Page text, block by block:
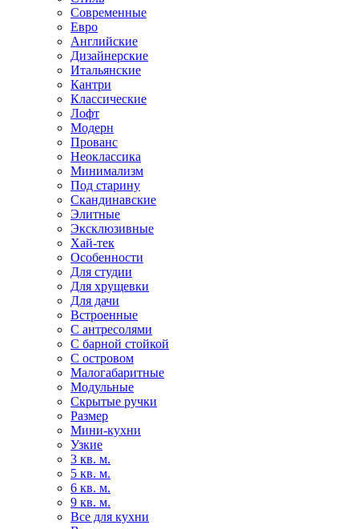
Современные
Евро
Английские
Дизайнерские
Итальянские
Кантри
Классические
Лофт
Модерн
Прованс
Неоклассика
Минимализм
Под старину
Скандинавские
Элитные
Эксклюзивные
Хай-тек
Особенности
Для студии
Для хрущевки
Для дачи
Встроенные
С антресолями
С барной стойкой
С островом
Малогабаритные
Модульные
Скрытые ручки
Размер
Мини-кухни
Узкие
3 кв. м.
5 кв. м.
6 кв. м.
9 кв. м.
Все для кухни